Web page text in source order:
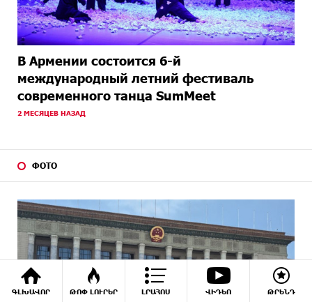
ԳԼԽԱՎՈՐ ԹՈՓ ԼՈՒՐԵՐ ԼՐԱՀՈՍ ՎԻԴԵՈ ԹՐԵՆԴ
В Армении состоится 6-й
международный летний фестиваль
современного танца SumMeet
2 МЕСЯЦЕВ НАЗАД
ФОТО